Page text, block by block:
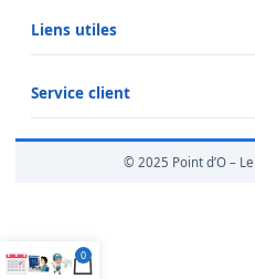
Liens utiles
Conditions générales de vente
Mentions légales
Service client
Informations livraison© 2025 Point d’O –
0